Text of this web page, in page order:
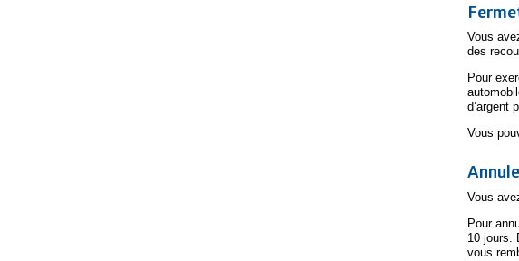
Vous
des
Pour
d’argent
Vous
Vous
Pour
10 jours.
vous